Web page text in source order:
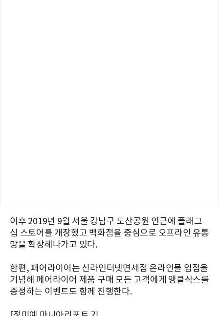
이후 2019년 9월 서울 강남구 도산공원 인근에 플래그
십 스토어를 개장했고 백화점을 중심으로 오프라인 유통
망을 확장해나가고 있다.
한편, 페어라이어는 신라인터넷면세점 온라인몰 입점을
기념해 페어라이어 제품 구매 모든 고객에게 앵클삭스를
증정하는 이벤트도 함께 진행한다.